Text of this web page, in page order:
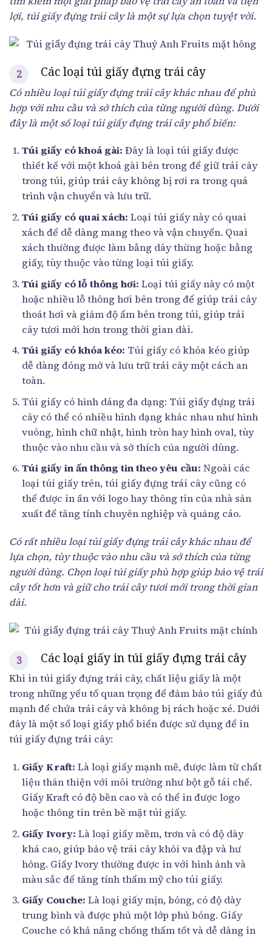
lợi, túi giấy đựng trái cây là một sự lựa chọn tuyệt vời.
Các loại túi giấy đựng trái cây
Có nhiều loại túi giấy đựng trái cây khác nhau để phù
hợp với nhu cầu và sở thích của từng người dùng. Dưới
đây là một số loại túi giấy đựng trái cây phổ biến:
Túi giấy có khoá gài: Đây là loại túi giấy được
thiết kế với một khoá gài bên trong để giữ trái cây
trong túi, giúp trái cây không bị rơi ra trong quá
trình vận chuyển và lưu trữ.
Túi giấy có quai xách: Loại túi giấy này có quai
xách để dễ dàng mang theo và vận chuyển. Quai
xách thường được làm bằng dây thừng hoặc bằng
giấy, tùy thuộc vào từng loại túi giấy.
Túi giấy có lỗ thông hơi: Loại túi giấy này có một
hoặc nhiều lỗ thông hơi bên trong để giúp trái cây
thoát hơi và giảm độ ẩm bên trong túi, giúp trái
cây tươi mới hơn trong thời gian dài.
Túi giấy có khóa kéo: Túi giấy có khóa kéo giúp
dễ dàng đóng mở và lưu trữ trái cây một cách an
toàn.
Túi giấy có hình dáng đa dạng: Túi giấy đựng trái
cây có thể có nhiều hình dạng khác nhau như hình
vuông, hình chữ nhật, hình tròn hay hình oval, tùy
thuộc vào nhu cầu và sở thích của người dùng.
Túi giấy in ấn thông tin theo yêu cầu: Ngoài các
loại túi giấy trên, túi giấy đựng trái cây cũng có
thể được in ấn với logo hay thông tin của nhà sản
xuất để tăng tính chuyên nghiệp và quảng cáo.
Có rất nhiều loại túi giấy đựng trái cây khác nhau để
lựa chọn, tùy thuộc vào nhu cầu và sở thích của từng
người dùng. Chọn loại túi giấy phù hợp giúp bảo vệ trái
cây tốt hơn và giữ cho trái cây tươi mới trong thời gian
dài.
Các loại giấy in túi giấy đựng trái cây
Khi in túi giấy đựng trái cây, chất liệu giấy là một
trong những yếu tố quan trọng để đảm bảo túi giấy đủ
mạnh để chứa trái cây và không bị rách hoặc xé. Dưới
đây là một số loại giấy phổ biến được sử dụng để in
túi giấy đựng trái cây:
Giấy Kraft: Là loại giấy mạnh mẽ, được làm từ chất
liệu thân thiện với môi trường như bột gỗ tái chế.
Giấy Kraft có độ bền cao và có thể in được logo
hoặc thông tin trên bề mặt túi giấy.
Giấy Ivory: Là loại giấy mềm, trơn và có độ dày
khá cao, giúp bảo vệ trái cây khỏi va đập và hư
hỏng. Giấy Ivory thường được in với hình ảnh và
màu sắc để tăng tính thẩm mỹ cho túi giấy.
Giấy Couche: Là loại giấy mịn, bóng, có độ dày
trung bình và được phủ một lớp phủ bóng. Giấy
Couche có khả năng chống thấm tốt và dễ dàng in